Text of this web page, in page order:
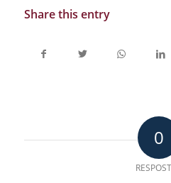
Share this entry
0